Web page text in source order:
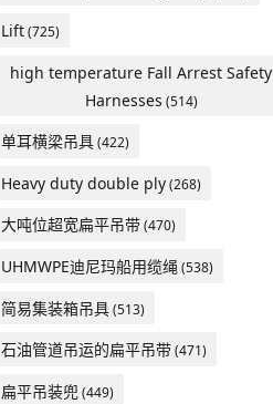
Lift(725)
high temperature Fall Arrest Safety
Harnesses (514)
单耳横梁吊具(422)
Heavy duty double ply(268)
大吨位超宽扁平吊带(470)
UHMWPE迪尼玛船用缆绳(538)
简易集装箱吊具(513)
石油管道吊运的扁平吊带(471)
扁平吊装兜 (449)